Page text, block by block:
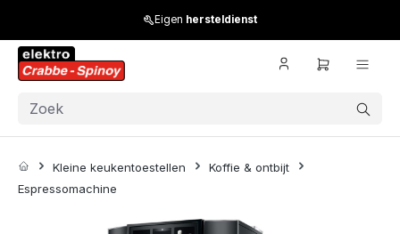
Eigen hersteldienst
Kleine keukentoestellen
Koffie & ontbijt
Espressomachine
Skip image gallery